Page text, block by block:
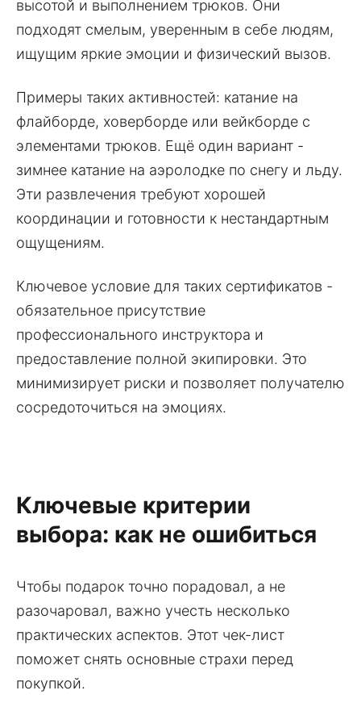
высотой и выполнением трюков. Они
подходят смелым, уверенным в себе людям,
ищущим яркие эмоции и физический вызов.
Примеры таких активностей: катание на
флайборде, ховерборде или вейкборде с
элементами трюков. Ещё один вариант -
зимнее катание на аэролодке по снегу и льду.
Эти развлечения требуют хорошей
координации и готовности к нестандартным
ощущениям.
Ключевое условие для таких сертификатов -
обязательное присутствие
профессионального инструктора и
предоставление полной экипировки. Это
минимизирует риски и позволяет получателю
сосредоточиться на эмоциях.
Ключевые критерии
выбора: как не ошибиться
Чтобы подарок точно порадовал, а не
разочаровал, важно учесть несколько
практических аспектов. Этот чек-лист
поможет снять основные страхи перед
покупкой.